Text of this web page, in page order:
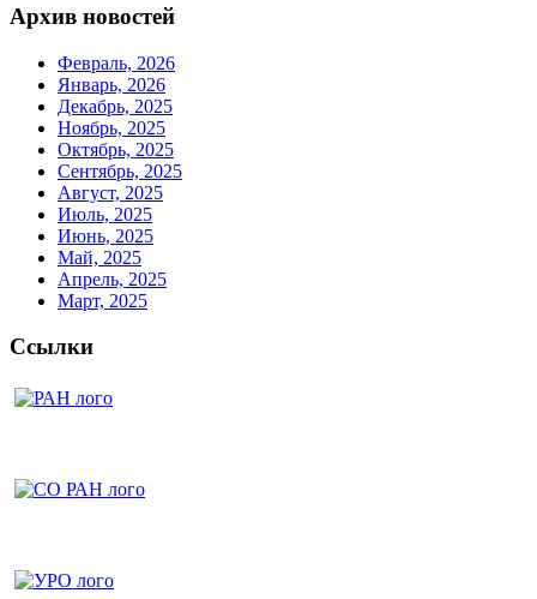
Архив новостей
Февраль, 2026
Январь, 2026
Декабрь, 2025
Ноябрь, 2025
Октябрь, 2025
Сентябрь, 2025
Август, 2025
Июль, 2025
Июнь, 2025
Май, 2025
Апрель, 2025
Март, 2025
Ссылки